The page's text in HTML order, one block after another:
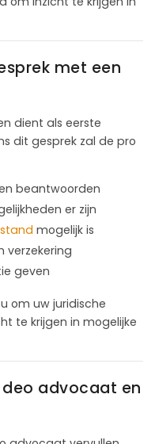
met een
dient als eerste
dit gesprek zal de pro
beantwoorden
er zijn
mogelijk is
verzekering
geven
om uw juridische
te krijgen in mogelijke
advocaat en